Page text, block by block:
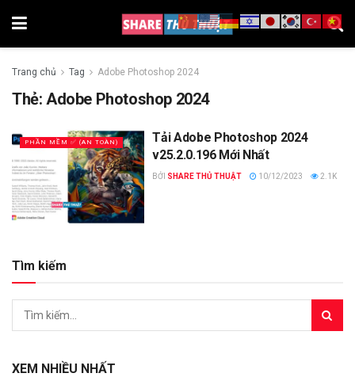
Trang chủ Tag Adobe Photoshop 2024
Thẻ:Adobe Photoshop 2024
PHẦN MỀM ✅ (AN TOÀN)
Tải Adobe Photoshop 2024
v25.2.0.196 Mới Nhất
BỞI SHARE THỦ THUẬT 10/12/2023 2.1K
Tìm kiếm
XEM NHIỀU NHẤT